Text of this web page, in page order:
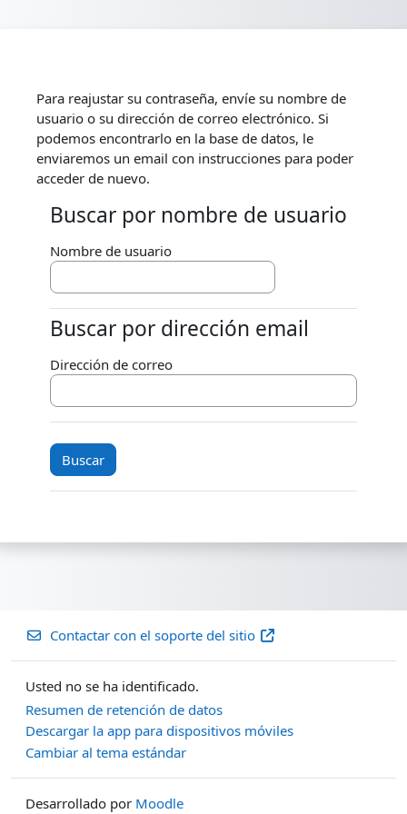
Para reajustar su contraseña, envíe su nombre de
usuario o su dirección de correo electrónico. Si
podemos encontrarlo en la base de datos, le
enviaremos un email con instrucciones para poder
acceder de nuevo.
Buscar por nombre de usuario
Buscar por nombre de usuario
Nombre de usuario
Buscar por dirección email
Buscar por dirección email
Dirección de correo
Contactar con el soporte del sitio
Usted no se ha identificado.
Resumen de retención de datos
Descargar la app para dispositivos móviles
Cambiar al tema estándar
Desarrollado por Moodle